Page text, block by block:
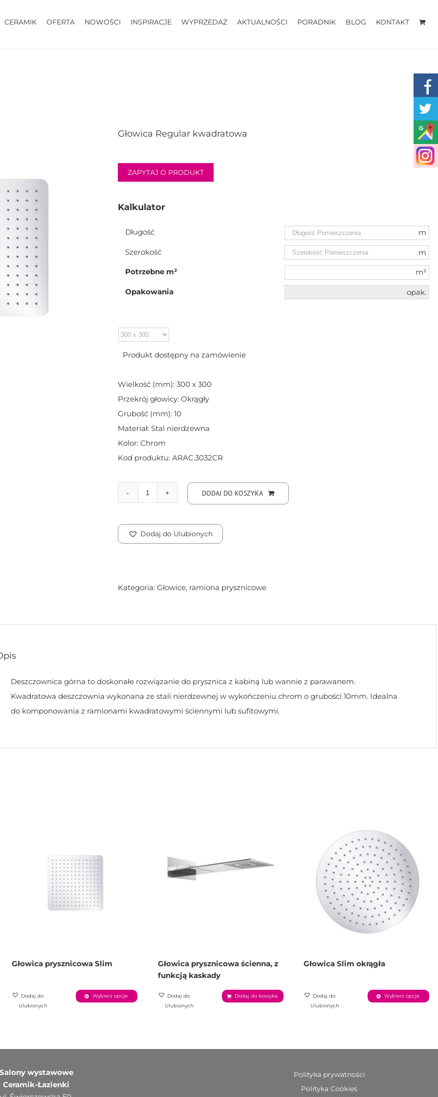
CERAMIK OFERTA NOWOŚCI INSPIRACJE WYPRZEDAŻ AKTUALNOŚCI PORADNIK BLOG KONTAKT
Głowica Regular kwadratowa
ZAPYTAJ O PRODUKT
Kalkulator
Długość m
Szerokość m
Potrzebne m² m²
Opakowania opak.
Produkt dostępny na zamówienie
Wielkość (mm): 300 x 300
Przekrój głowicy: Okrągły
Grubość (mm): 10
Materiał: Stal nierdzewna
Kolor: Chrom
Kod produktu: ARAC.3032CR
kwadratowa
DODAJ DO KOSZYKA
Dodaj do Ulubionych
Kategoria: Głowice, ramiona prysznicowe
Deszczownica górna to doskonałe rozwiązanie do prysznica z kabiną lub wannie z parawanem.
Kwadratowa deszczownia wykonana ze stali nierdzewnej w wykończeniu chrom o grubości 10mm. Idealna
do komponowania z ramionami kwadratowymi ściennymi lub sufitowymi.
Głowica prysznicowa Slim
Dodaj do
Ulubionych
Wybierz opcje
Głowica prysznicowa ścienna, z
funkcją kaskady
Dodaj do
Ulubionych
Dodaj do koszyka
Głowica Slim okrągła
Dodaj do
Ulubionych
Wybierz opcje
wystawowe
Ceramik-Łazienki
Polityka prywatności
Polityka Cookies